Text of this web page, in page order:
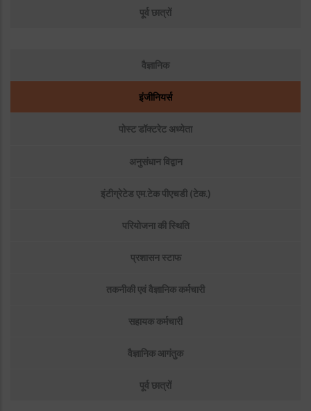
पूर्व छात्रों
वैज्ञानिक
इंजीनियर्स
पोस्ट डॉक्टरेट अध्येता
अनुसंधान विद्वान
इंटीग्रेटेड एम.टेक पीएचडी (टेक.)
परियोजना की स्थिति
प्रशासन स्टाफ
तकनीकी एवं वैज्ञानिक कर्मचारी
सहायक कर्मचारी
वैज्ञानिक आगंतुक
पूर्व छात्रों